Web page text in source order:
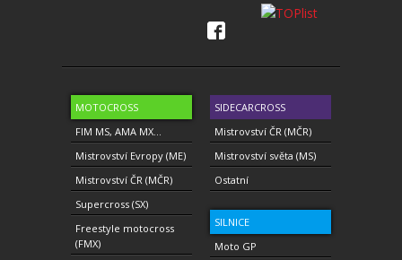
MOTOCROSS
FIM MS, AMA MX...
Mistrovství Evropy (ME)
Mistrovství ČR (MČR)
Supercross (SX)
Freestyle motocross
(FMX)
SIDECARCROSS
Mistrovství ČR (MČR)
Mistrovství světa (MS)
Ostatní
SILNICE
Moto GP